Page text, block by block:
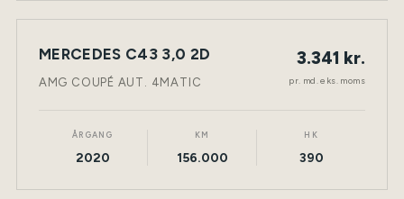
LEASING NY BIL TØNDER
MERCEDES C43 3,0 2D
AMG COUPÉ AUT. 4MATIC
3.341 kr.
pr. md. eks. moms
ÅRGANG
2020
KM
156.000
HK
390